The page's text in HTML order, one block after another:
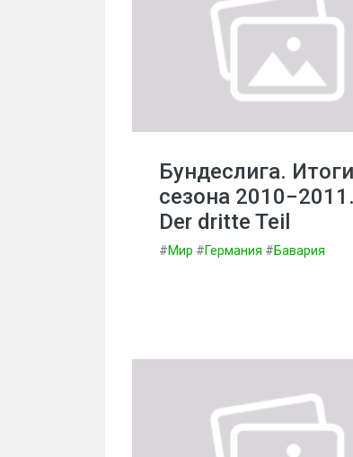
Бундеслига. Итоги
сезона 2010−2011.
Der dritte Teil
#Мир #Германия #Бавария